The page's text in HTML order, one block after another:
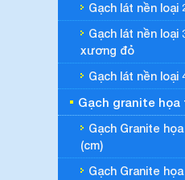
Gạch lát nền loại
Gạch lát nền loại
xương đỏ
Gạch lát nền loại
Gạch granite
Gạch Granite
(cm)
Gạch Granite